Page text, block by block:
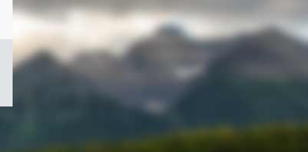
gouvernement